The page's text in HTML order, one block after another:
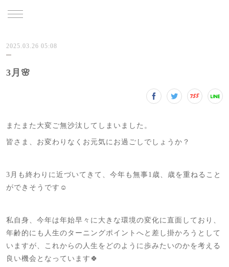
2025.03.26 05:08
3月🌸
またまた大変ご無沙汰してしまいました。
皆さま、お変わりなくお元気にお過ごしでしょうか？
3月も終わりに近づいてきて、今年も無事1歳、歳を重ねること
ができそうです☺️
私自身、今年は年始早々に大きな環境の変化に直面しており、
年齢的にも人生のターニングポイントへと差し掛かろうとして
いますが、これからの人生をどのように歩みたいのかを考える
良い機会となっています🍀